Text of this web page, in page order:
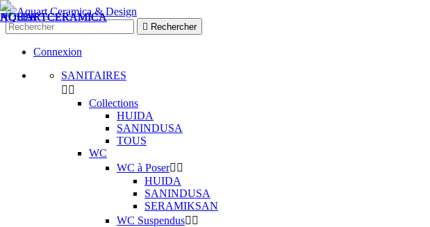
 Rechercher
Connexion
SANITAIRES
 
Collections
HUIDA
SANINDUSA
TOUS
WC
WC à Poser 
HUIDA
SANINDUSA
SERAMIKSAN
WC Suspendus 